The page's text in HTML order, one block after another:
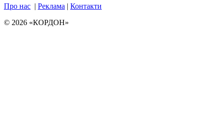
Про нас | Реклама | Контакти
© 2026 «КОРДОН»